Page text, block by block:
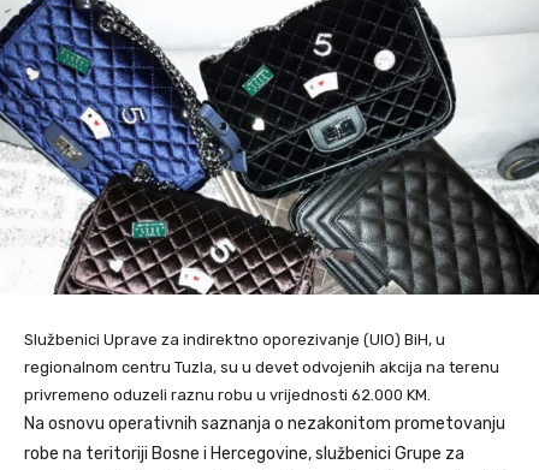
Službenici Uprave za indirektno oporezivanje (UIO) BiH, u
regionalnom centru Tuzla, su u devet odvojenih akcija na terenu
privremeno oduzeli raznu robu u vrijednosti 62.000 KM.
Na osnovu operativnih saznanja o nezakonitom prometovanju
robe na teritoriji Bosne i Hercegovine, službenici Grupe za